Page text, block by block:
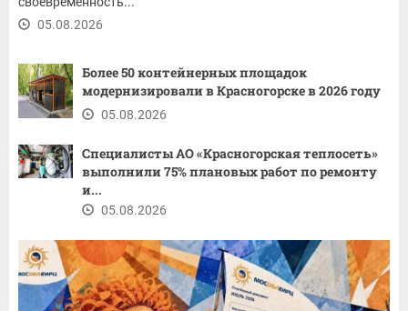
05.08.2026
Более 50 контейнерных площадок
модернизировали в Красногорске в 2026 году
05.08.2026
Специалисты АО «Красногорская теплосеть»
выполнили 75% плановых работ по ремонту
и...
05.08.2026